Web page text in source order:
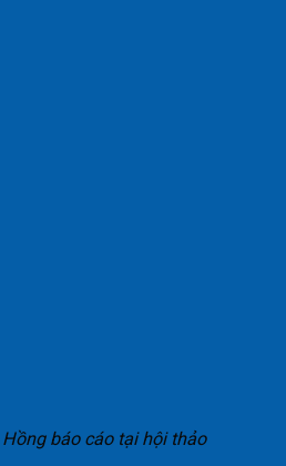
báo cáo tại hội thảo